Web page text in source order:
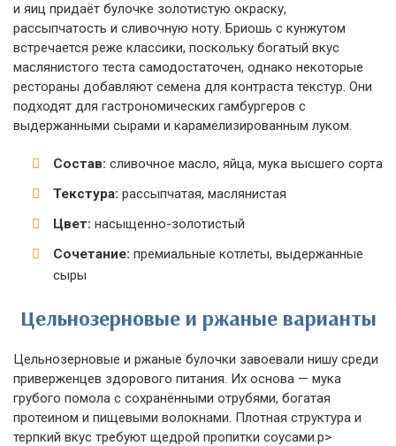
и яиц придаёт булочке золотистую окраску,
рассыпчатость и сливочную ноту. Бриошь с кунжутом
встречается реже классики, поскольку богатый вкус
маслянистого теста самодостаточен, однако некоторые
рестораны добавляют семена для контраста текстур. Они
подходят для гастрономических гамбургеров с
выдержанными сырами и карамелизированным луком.
Состав: сливочное масло, яйца, мука высшего сорта
Текстура: рассыпчатая, маслянистая
Цвет: насыщенно-золотистый
Сочетание: премиальные котлеты, выдержанные
сыры
Цельнозерновые и ржаные варианты
Цельнозерновые и ржаные булочки завоевали нишу среди
приверженцев здорового питания. Их основа — мука
грубого помола с сохранёнными отрубями, богатая
протеином и пищевыми волокнами. Плотная структура и
терпкий вкус требуют щедрой пропитки соусами.p>